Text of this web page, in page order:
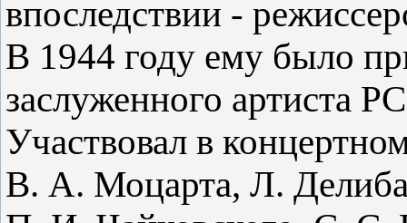
впоследствии -
В 1944 году ему было
заслуженного артиста
Участвовал в
В. А. Моцарта, Л.